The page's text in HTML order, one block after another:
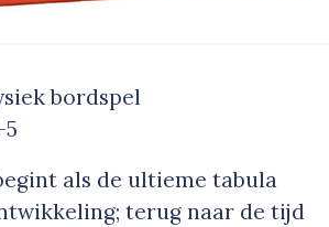
bordspel
als de ultieme tabula
terug naar de tijd